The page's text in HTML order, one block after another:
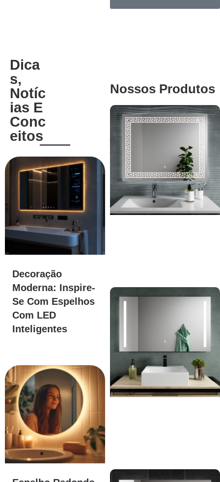
Nossos Produtos
Dica
S,
Notíc
Ias E
Conc
Eitos
Decoração
Moderna: Inspire-
Se Com Espelhos
Com LED
Inteligentes